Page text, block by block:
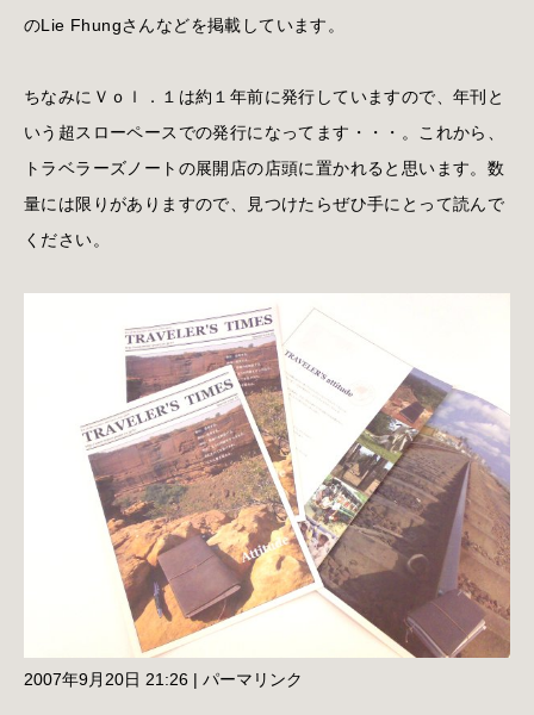
のLie Fhungさんなどを掲載しています。
ちなみにＶｏｌ．１は約１年前に発行していますので、年刊と
いう超スローペースでの発行になってます・・・。これから、
トラベラーズノートの展開店の店頭に置かれると思います。数
量には限りがありますので、見つけたらぜひ手にとって読んで
ください。
2007年9月20日 21:26 | パーマリンク